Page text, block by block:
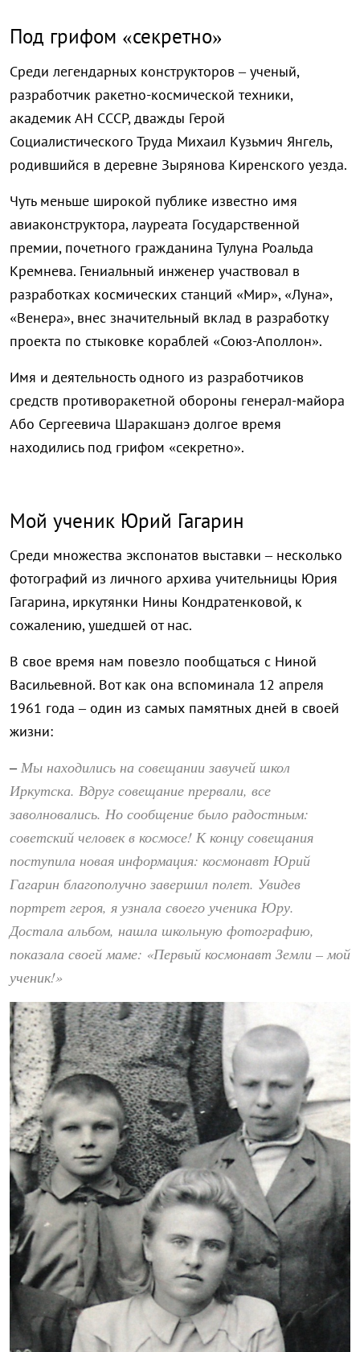
Под грифом «секретно»
Среди легендарных конструкторов – ученый,
разработчик ракетно-космической техники,
академик АН СССР, дважды Герой
Социалистического Труда Михаил Кузьмич Янгель,
родившийся в деревне Зырянова Киренского уезда.
Чуть меньше широкой публике известно имя
авиаконструктора, лауреата Государственной
премии, почетного гражданина Тулуна Роальда
Кремнева. Гениальный инженер участвовал в
разработках космических станций «Мир», «Луна»,
«Венера», внес значительный вклад в разработку
проекта по стыковке кораблей «Союз-Аполлон».
Имя и деятельность одного из разработчиков
средств противоракетной обороны генерал-майора
Або Сергеевича Шаракшанэ долгое время
находились под грифом «секретно».
Мой ученик Юрий Гагарин
Среди множества экспонатов выставки – несколько
фотографий из личного архива учительницы Юрия
Гагарина, иркутянки Нины Кондратенковой, к
сожалению, ушедшей от нас.
В свое время нам повезло пообщаться с Ниной
Васильевной. Вот как она вспоминала 12 апреля
1961 года – один из самых памятных дней в своей
жизни:
–Мы находились на совещании завучей школ
Иркутска. Вдруг совещание прервали, все
заволновались. Но сообщение было радостным:
советский человек в космосе! К концу совещания
поступила новая информация: космонавт Юрий
Гагарин благополучно завершил полет. Увидев
портрет героя, я узнала своего ученика Юру.
Достала альбом, нашла школьную фотографию,
показала своей маме: «Первый космонавт Земли – мой
ученик!»